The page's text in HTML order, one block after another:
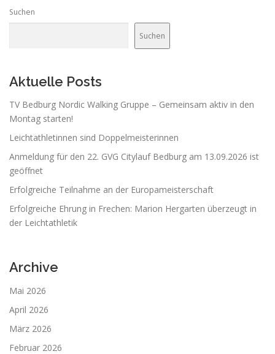
g
v
g
t
i
o
n
Suchen
Suchen
Aktuelle Posts
TV Bedburg Nordic Walking Gruppe – Gemeinsam aktiv in den
Montag starten!
Leichtathletinnen sind Doppelmeisterinnen
Anmeldung für den 22. GVG Citylauf Bedburg am 13.09.2026 ist
geöffnet
Erfolgreiche Teilnahme an der Europameisterschaft
Erfolgreiche Ehrung in Frechen: Marion Hergarten überzeugt in
der Leichtathletik
Archive
Mai 2026
April 2026
März 2026
Februar 2026